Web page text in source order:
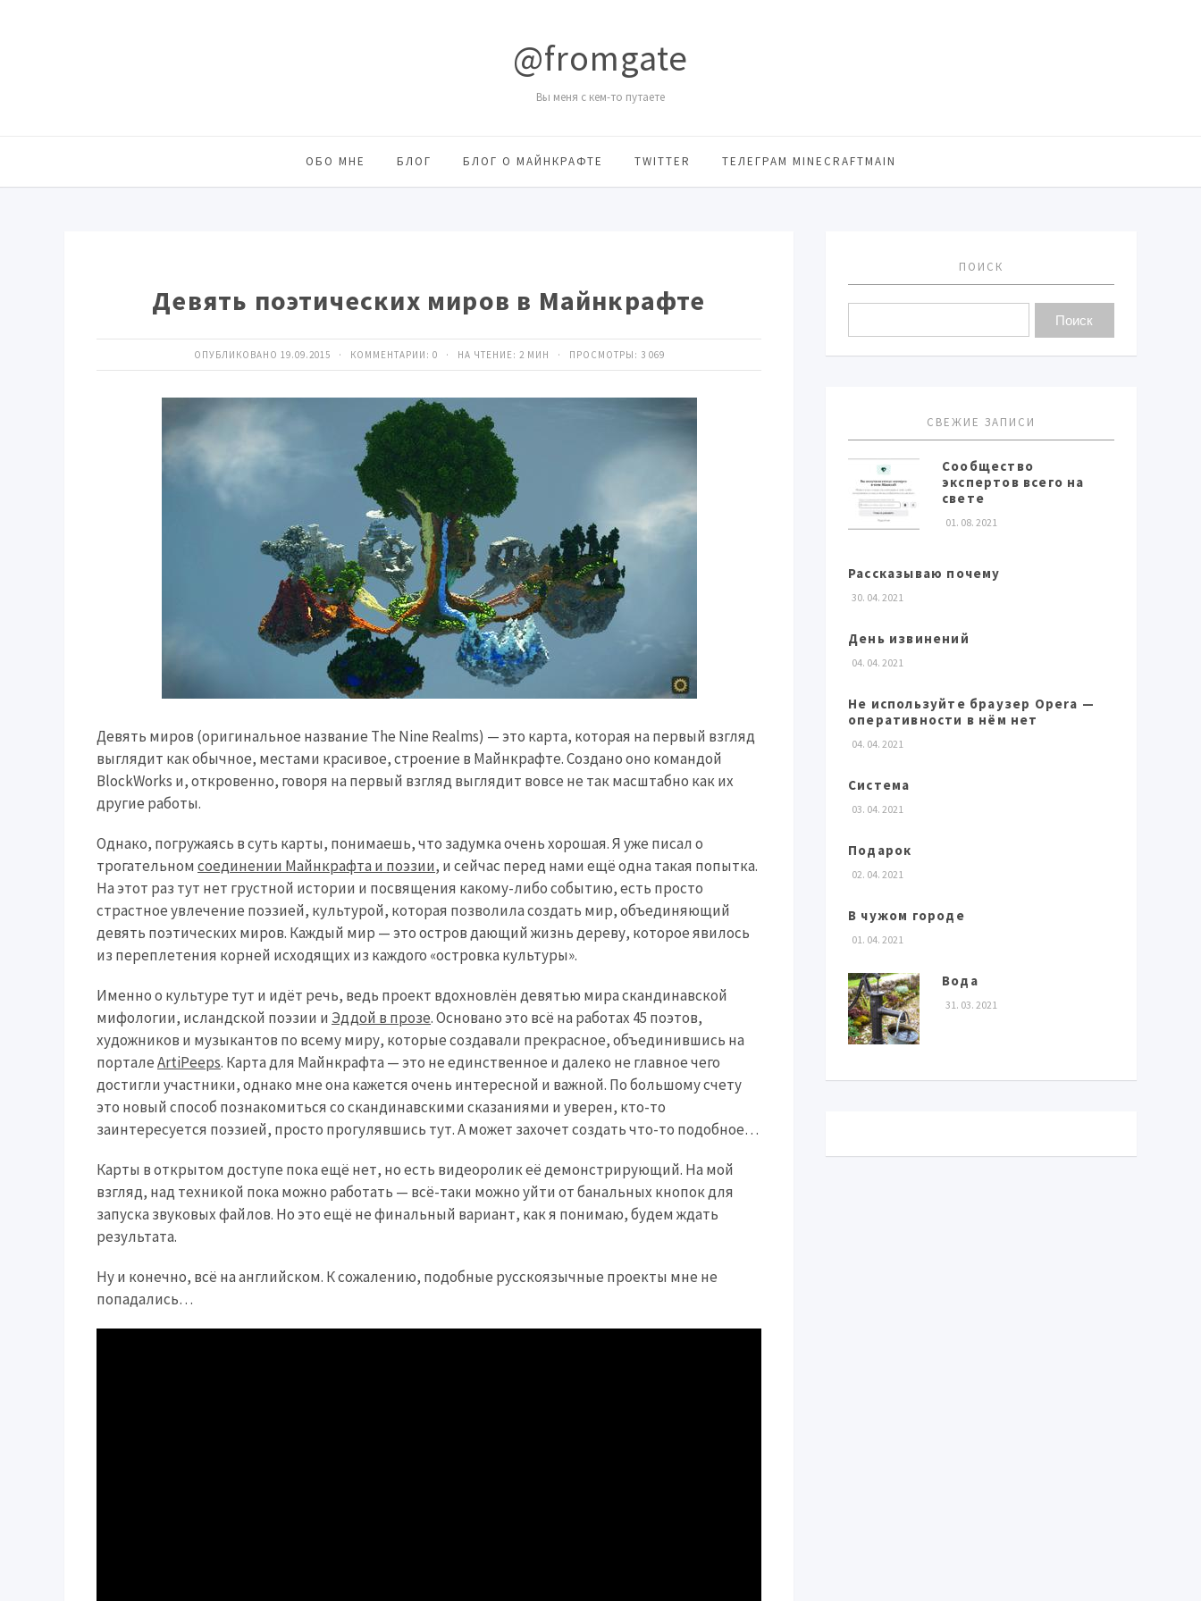
@fromgate
Вы меня с кем-то путаете
ОБО МНЕ БЛОГ БЛОГ О МАЙНКРАФТЕ TWITTER ТЕЛЕГРАМ MINECRAFTMAIN
Девять поэтических миров в Майнкрафте
ОПУБЛИКОВАНО 19.09.2015 · КОММЕНТАРИИ: 0 · НА ЧТЕНИЕ: 2 МИН · ПРОСМОТРЫ: 3 069
Девять миров (оригинальное название The Nine Realms) — это карта, которая на первый взгляд
выглядит как обычное, местами красивое, строение в Майнкрафте. Создано оно командой
BlockWorks и, откровенно, говоря на первый взгляд выглядит вовсе не так масштабно как их
другие работы.
Однако, погружаясь в суть карты, понимаешь, что задумка очень хорошая. Я уже писал о
трогательном соединении Майнкрафта и поэзии, и сейчас перед нами ещё одна такая попытка.
На этот раз тут нет грустной истории и посвящения какому-либо событию, есть просто
страстное увлечение поэзией, культурой, которая позволила создать мир, объединяющий
девять поэтических миров. Каждый мир — это остров дающий жизнь дереву, которое явилось
из переплетения корней исходящих из каждого «островка культуры».
Именно о культуре тут и идёт речь, ведь проект вдохновлён девятью мира скандинавской
мифологии, исландской поэзии и Эддой в прозе. Основано это всё на работах 45 поэтов,
художников и музыкантов по всему миру, которые создавали прекрасное, объединившись на
порталеArtiPeeps. Карта для Майнкрафта — это не единственное и далеко не главное чего
достигли участники, однако мне она кажется очень интересной и важной. По большому счету
это новый способ познакомиться со скандинавскими сказаниями и уверен, кто-то
заинтересуется поэзией, просто прогулявшись тут. А может захочет создать что-то подобное…
Карты в открытом доступе пока ещё нет, но есть видеоролик её демонстрирующий. На мой
взгляд, над техникой пока можно работать — всё-таки можно уйти от банальных кнопок для
запуска звуковых файлов. Но это ещё не финальный вариант, как я понимаю, будем ждать
результата.
Ну и конечно, всё на английском. К сожалению, подобные русскоязычные проекты мне не
попадались…
ПОИСК
СВЕЖИЕ ЗАПИСИ
Сообщество
экспертов всего на
свете
01. 08. 2021
Рассказываю почему
30. 04. 2021
День извинений
04. 04. 2021
Не используйте браузер Opera —
оперативности в нём нет
04. 04. 2021
Система
03. 04. 2021
Подарок
02. 04. 2021
В чужом городе
01. 04. 2021
Вода
31. 03. 2021